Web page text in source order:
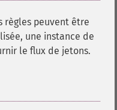
règles peuvent être
une instance de
le flux de jetons.